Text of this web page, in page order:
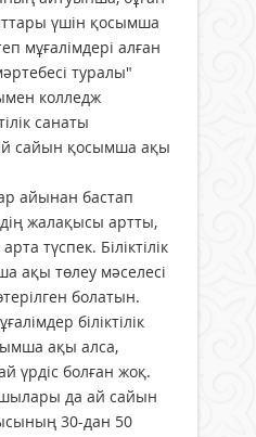
үшін қосымша
мұғалімдері алған
туралы"
колледж
санаты
сайын қосымша ақы
айынан бастап
жалақысы артты,
түспек. Біліктілік
ақы төлеу мәселесі
болатын.
біліктілік
ақы алса,
үрдіс болған жоқ.
да ай сайын
30-дан 50